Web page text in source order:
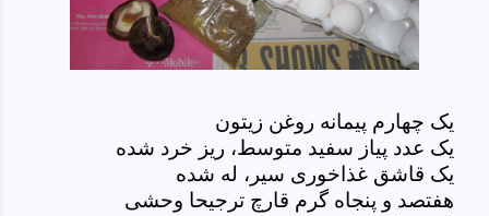
یک چهارم پیمانه روغن زیتون
یک عدد پیاز سفید متوسط، ریز خرد شده
یک قاشق غذاخوری سیر، له شده
هفتصد و پنجاه گرم قارچ ترجیحا وحشی